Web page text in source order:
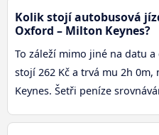
Kolik stojí autobusová
Oxford – Milton Keynes?
To záleží mimo jiné na datu a
stojí 262 Kč a trvá mu 2h
Keynes. Šetři peníze